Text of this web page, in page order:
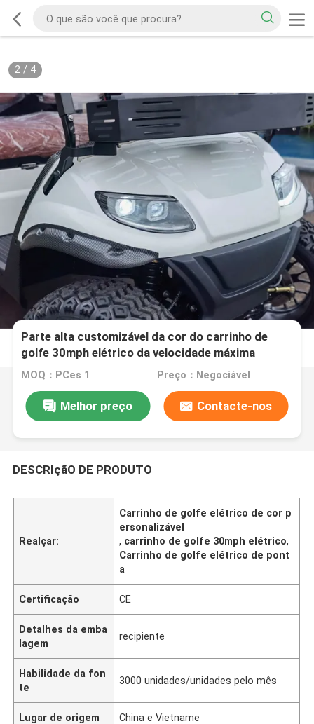
2/ 4
Parte alta customizável da cor do carrinho de
golfe 30mph elétrico da velocidade máxima
atualizável
MOQ：PCes 1 Preço：Negociável
Melhor preço Contacte-nos
DESCRIçãO DE PRODUTO
Realçar:
Carrinho de golfe elétrico de cor p
ersonalizável
, carrinho de golfe 30mph elétrico,
Carrinho de golfe elétrico de pont
a
Certificação CE
Detalhes da emba
lagem
recipiente
Habilidade da fon
te
3000 unidades/unidades pelo mês
Lugar de origem China e Vietname